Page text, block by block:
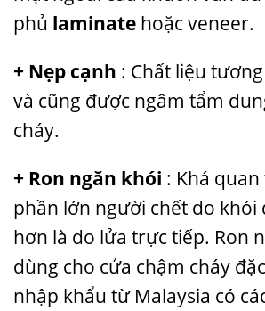
phủ laminate hoặc veneer.
+ Nẹp cạnh : Chất liệu
và cũng được ngâm tẩm
cháy.
+ Ron ngăn khói : Khá
phần lớn người chết do khói
hơn là do lửa trực tiếp. Ron
dùng cho cửa chậm cháy
nhập khẩu từ Malaysia có